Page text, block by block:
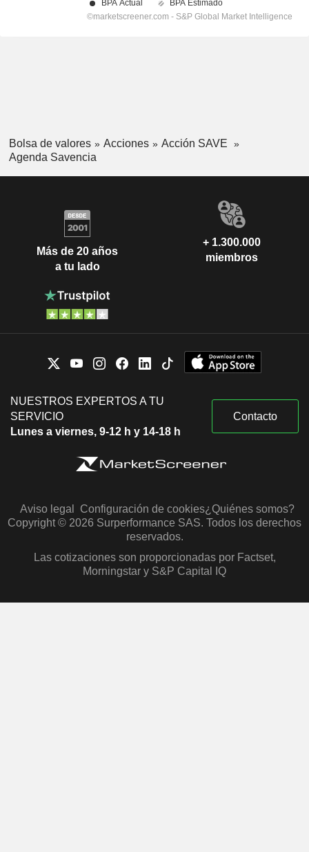
Bolsa de valores Acciones
Acción SAVE
Agenda Savencia
Más de 20 años
a tu lado
+ 1.300.000
miembros
NUESTROS EXPERTOS A TU
SERVICIO
Lunes a viernes, 9-12 h y 14-18 h
Contacto
Aviso legal Configuración de cookies¿Quiénes somos?
Copyright © 2026 Surperformance SAS. Todos los derechos
reservados.
Las cotizaciones son proporcionadas por Factset,
Morningstar y S&P Capital IQ